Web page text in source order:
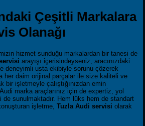
Çeşitli Markalara
Olanağı
hizmet sunduğu markalardan bir tanesi de
arayışı içerisindeyseniz, aracınızdaki
deneyimli usta ekibiyle sorunu çözerek
her daim orijinal parçalar ile size kaliteli ve
bir işletmeyle çalıştığınızdan emin
marka araçlarınız için de expertiz, yol
de sunulmaktadır. Hem lüks hem de standart
işletme, Tuzla Audi servisi olarak